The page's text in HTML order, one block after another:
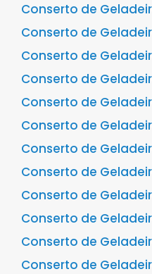
Conserto de
Conserto de
Conserto de
Conserto de
Conserto de
Conserto de
Conserto de
Conserto de
Conserto de
Conserto de
Conserto de
Conserto de